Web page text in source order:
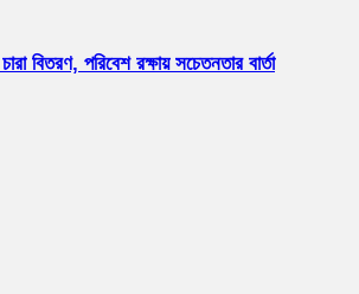
বিতরণ, পরিবেশ রক্ষায় সচেতনতার বার্তা